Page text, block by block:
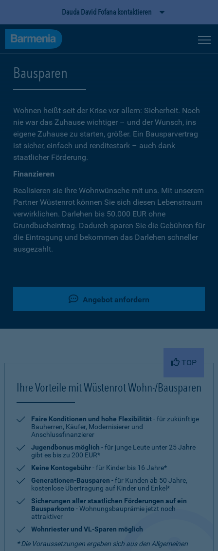
Dauda David Fofana kontaktieren
Bausparen
Wohnen heißt seit der Krise vor allem: Sicherheit. Noch
nie war das Zuhause wichtiger – und der Wunsch, ins
eigene Zuhause zu starten, größer. Ein Bausparvertrag
ist sicher, einfach und renditestark – auch dank
staatlicher Förderung.
Finanzieren
Realisieren sie Ihre Wohnwünsche mit uns. Mit unserem
Partner Wüstenrot können Sie sich diesen Lebenstraum
verwirklichen. Darlehen bis 50.000 EUR ohne
Grundbucheintrag. Dadurch sparen Sie die Gebühren für
die Eintragung und bekommen das Darlehen schneller
ausgezahlt.
Angebot anfordern
TOP
Ihre Vorteile mit Wüstenrot Wohn-/Bausparen
Faire Konditionen und hohe Flexibilität- für zukünftige
Bauherren, Käufer, Modernisierer und
Anschlussfinanzierer
Jugendbonus möglich - für junge Leute unter 25 Jahre
gibt es bis zu 200 EUR*
Keine Kontogebühr- für Kinder bis 16 Jahre*
Generationen-Bausparen - für Kunden ab 50 Jahre,
kostenlose Übertragung auf Kinder und Enkel*
Sicherungen aller staatlichen Förderungen auf ein
Bausparkonto- Wohnungsbauprämie jetzt noch
attraktiver
Wohnriester und VL-Sparen möglich
* Die Voraussetzungen ergeben sich aus den Allgemeinen